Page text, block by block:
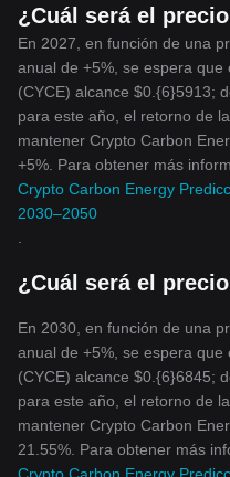
¿Cuál será el
En 2027, en función de una
anual de +5%, se espera
(CYCE) alcance $0.{6}5913;
para este año, el retorno de
mantener Crypto Carbon
+5%. Para obtener más
Crypto Carbon Energy
2030–2050
¿Cuál será el
En 2030, en función de una
anual de +5%, se espera
(CYCE) alcance $0.{6}6845;
para este año, el retorno de
mantener Crypto Carbon
21.55%. Para obtener más